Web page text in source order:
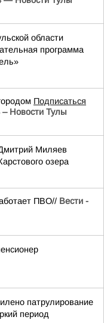
области
программа
Подписаться
Новости Тулы
Миляев
озера
ПВО// Вести -
патрулирование
период